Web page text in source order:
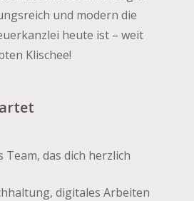
und modern die
heute ist – weit
Klischee!
Team, das dich herzlich
digitales Arbeiten